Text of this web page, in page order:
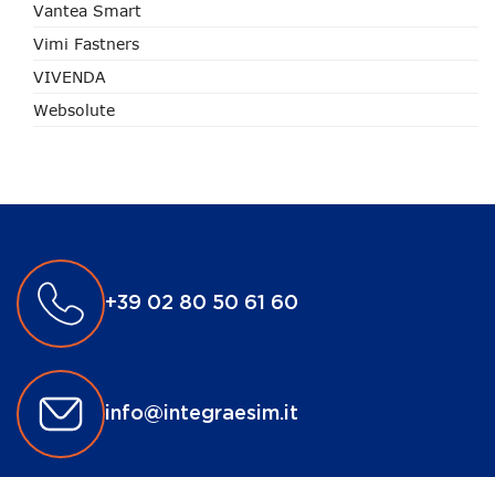
Vantea Smart
Vimi Fastners
VIVENDA
Websolute
+39 02 80 50 61 60
info@integraesim.it